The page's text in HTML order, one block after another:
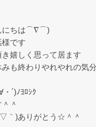
にちは⌒∇⌒)
です
嬉しく思って居ます
も終わりやれやれの気分
´)ﾉﾖﾛｼｸ
＾
｀)ありがとう☆＾＾